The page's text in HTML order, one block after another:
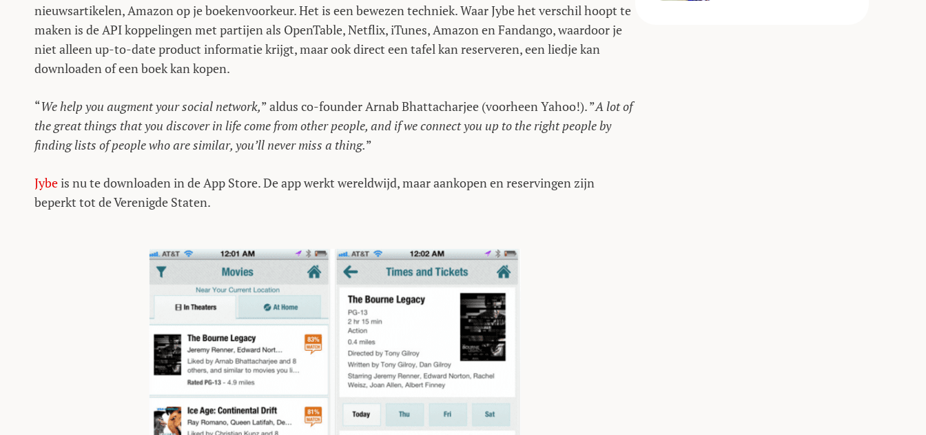
nieuwsartikelen, Amazon op je boekenvoorkeur. Het is een bewezen techniek. Waar Jybe het verschil hoopt te
maken is de API koppelingen met partijen als OpenTable, Netflix, iTunes, Amazon en Fandango, waardoor je
niet alleen up-to-date product informatie krijgt, maar ook direct een tafel kan reserveren, een liedje kan
downloaden of een boek kan kopen.
“We help you augment your social network,” aldus co-founder Arnab Bhattacharjee (voorheen Yahoo!). ”A lot of
the great things that you discover in life come from other people, and if we connect you up to the right people by
finding lists of people who are similar, you’ll never miss a thing.”
Jybeis nu te downloaden in de App Store. De app werkt wereldwijd, maar aankopen en reservingen zijn
beperkt tot de Verenigde Staten.